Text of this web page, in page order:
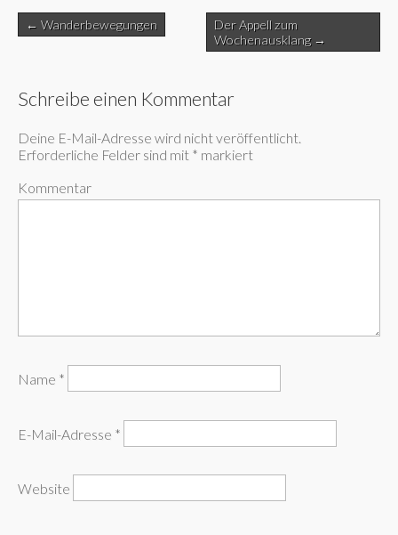
Post
navigation
← Wanderbewegungen
Der Appell zum
Wochenausklang →
Schreibe einen Kommentar
Deine E-Mail-Adresse wird nicht veröffentlicht.
Erforderliche Felder sind mit * markiert
Kommentar
Name *
E-Mail-Adresse *
Website